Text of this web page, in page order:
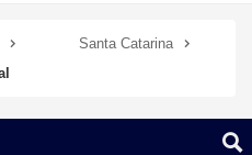
Santa Catarina